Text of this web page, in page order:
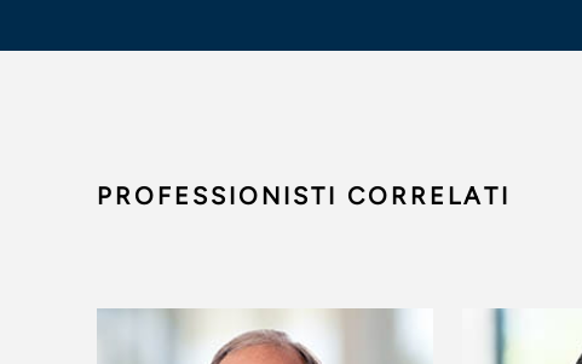
PROFESSIONISTI CORRELATI